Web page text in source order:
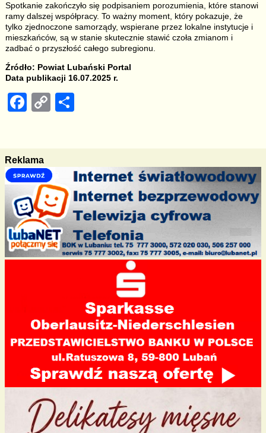
Spotkanie zakończyło się podpisaniem porozumienia, które stanowi
ramy dalszej współpracy. To ważny moment, który pokazuje, że
tylko zjednoczone samorządy, wspierane przez lokalne instytucje i
mieszkańców, są w stanie skutecznie stawić czoła zmianom i
zadbać o przyszłość całego subregionu.
Źródło: Powiat Lubański Portal
Data publikacji 16.07.2025 r.
F
e
b
o
o
k
C
Li
n
k
Reklama